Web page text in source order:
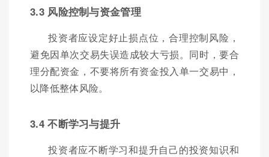
3.3 风险控制与资金管理
投资者应设定好止损点位，合理控制风险，
避免因单次交易失误造成较大亏损。同时，要合
理分配资金，不要将所有资金投入单一交易中，
以降低整体风险。
3.4 不断学习与提升
投资者应不断学习和提升自己的投资知识和